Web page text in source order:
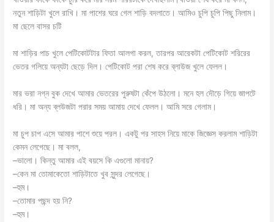
নতুন শাড়িটা খুলে রাখি। মা পাশের ঘরে গেল শাড়ি বদলাতে। আমিও চুপি চুপি পিছু নিলাম।
মা ছেলে বাসর চটি
মা শাড়ির পাচ খুলে পেটিকোটটার ফিতা আলগা করল, তারপর আরেকটা পেটিকোট শরিরের
ভেতর গলিয়ে অন্যটা ছেড়ে দিল। পেটিকোট পরা শেষ করে ব্লাউজ খুলে ফেলল।
মার ভরা নগ্ন বুক দেখে আমার ভেতরের পুরুষটা কেঁপে উঠলো। মনে হল দৌড়ে গিয়ে জাপটে
ধরি। মা অন্য ব্লউজটা পরার সময় আমায় দেখে ফেলল। আমি সরে গেলাম।
মা চুপ চাপ এসে আমার পাশে শুয়ে পরল। একটু পর সাহস নিয়ে মাকে জিজ্ঞেস করলাম শাড়িটা
কেমন লেগেছে। মা বলল,
–ভালো। কিন্তু আমার এই বয়সে কি এগুলো মানায়?
–কেন মা তোমাকেতো শাড়িটাতে খুব সুন্দর লেগেছে।
–হুম।
–তোমার পছন্দ হয় নি?
–হুম।